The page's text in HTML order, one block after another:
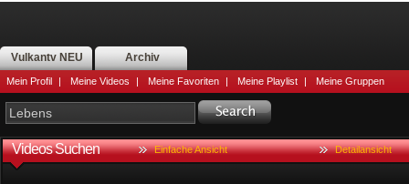
Vulkantv NEU Archiv
Mein Profil | Meine Videos | Meine Favoriten | Meine Playlist | Meine Gruppen
Videos Suchen Einfache Ansicht Detailansicht